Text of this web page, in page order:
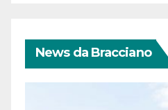
News da Bracciano